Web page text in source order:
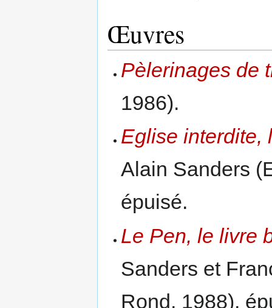
Œuvres
Pèlerinages de
1986).
Eglise interdite,
Alain Sanders
épuisé.
Le Pen, le livre
Sanders et
Rond, 1988),